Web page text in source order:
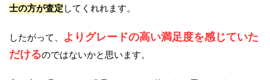
士の方が査定 してくれれます。
したがって、
よりグレードの高い満足度を感じていた
だけるのではないかと思います。